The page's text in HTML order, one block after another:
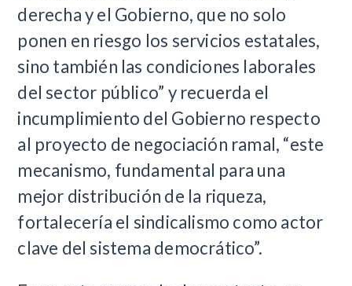
derecha y el Gobierno, que no solo
ponen en riesgo los servicios estatales,
sino también las condiciones laborales
del sector público” y recuerda el
incumplimiento del Gobierno respecto
al proyecto de negociación ramal, “este
mecanismo, fundamental para una
mejor distribución de la riqueza,
fortalecería el sindicalismo como actor
clave del sistema democrático”.